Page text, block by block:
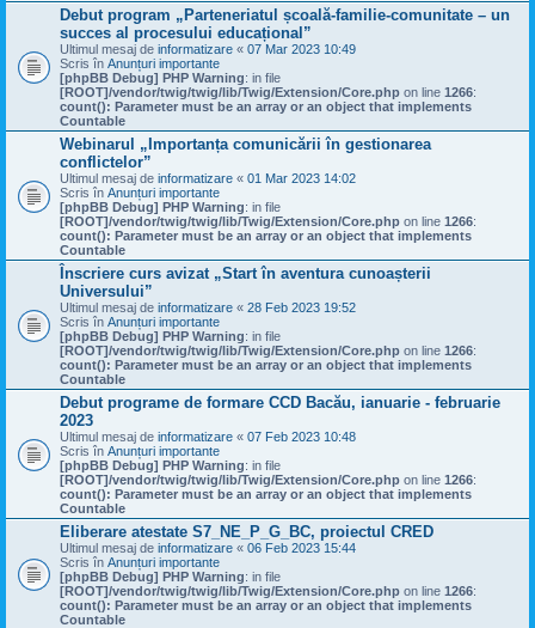
Debut program „Parteneriatul școală-familie-comunitate – un
succes al procesului educațional”
Ultimul mesaj de informatizare « 07 Mar 2023 10:49
Scris în Anunțuri importante
[phpBB Debug] PHP Warning: in file
[ROOT]/vendor/twig/twig/lib/Twig/Extension/Core.php on line 1266:
count(): Parameter must be an array or an object that implements
Countable
Webinarul „Importanța comunicării în gestionarea
conflictelor”
Ultimul mesaj de informatizare « 01 Mar 2023 14:02
Scris în Anunțuri importante
[phpBB Debug] PHP Warning: in file
[ROOT]/vendor/twig/twig/lib/Twig/Extension/Core.php on line 1266:
count(): Parameter must be an array or an object that implements
Countable
Înscriere curs avizat „Start în aventura cunoașterii
Universului”
Ultimul mesaj de informatizare « 28 Feb 2023 19:52
Scris în Anunțuri importante
[phpBB Debug] PHP Warning: in file
[ROOT]/vendor/twig/twig/lib/Twig/Extension/Core.php on line 1266:
count(): Parameter must be an array or an object that implements
Countable
Debut programe de formare CCD Bacău, ianuarie - februarie
2023
Ultimul mesaj de informatizare « 07 Feb 2023 10:48
Scris în Anunțuri importante
[phpBB Debug] PHP Warning: in file
[ROOT]/vendor/twig/twig/lib/Twig/Extension/Core.php on line 1266:
count(): Parameter must be an array or an object that implements
Countable
Eliberare atestate S7_NE_P_G_BC, proiectul CRED
Ultimul mesaj de informatizare « 06 Feb 2023 15:44
Scris în Anunțuri importante
[phpBB Debug] PHP Warning: in file
[ROOT]/vendor/twig/twig/lib/Twig/Extension/Core.php on line 1266:
count(): Parameter must be an array or an object that implements
Countable